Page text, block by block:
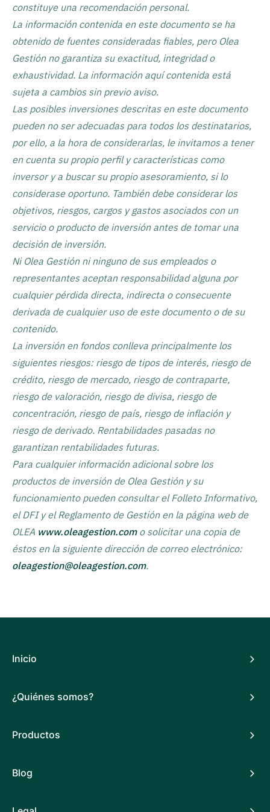
constituye una recomendación personal.
La información contenida en este documento se ha
obtenido de fuentes consideradas fiables, pero Olea
Gestión no garantiza su exactitud, integridad o
exhaustividad. La información aquí contenida está
sujeta a cambios sin previo aviso.
Las posibles inversiones descritas en este documento
pueden no ser adecuadas para todos los destinatarios,
por ello, a la hora de considerarlas, le invitamos a tener
en cuenta su propio perfil y características como
inversor y a buscar su propio asesoramiento, si lo
considerase oportuno. También debe considerar los
objetivos, riesgos, cargos y gastos asociados con un
servicio o producto de inversión antes de tomar una
decisión de inversión.
Ni Olea Gestión ni ninguno de sus empleados o
representantes aceptan responsabilidad alguna por
cualquier pérdida directa, indirecta o consecuente
derivada de cualquier uso de este documento o de su
contenido.
La inversión en fondos conlleva principalmente los
siguientes riesgos: riesgo de tipos de interés, riesgo de
crédito, riesgo de mercado, riesgo de contraparte,
riesgo de valoración, riesgo de divisa, riesgo de
concentración, riesgo de país, riesgo de inflación y
riesgo de derivado. Rentabilidades pasadas no
garantizan rentabilidades futuras.
Para cualquier información adicional sobre los
productos de inversión de Olea Gestión y su
funcionamiento pueden consultar el Folleto Informativo,
el DFI y el Reglamento de Gestión en la página web de
OLEA www.oleagestion.como solicitar una copia de
éstos en la siguiente dirección de correo electrónico:
oleagestion@oleagestion.com.
Inicio
¿Quiénes somos?
Productos
Blog